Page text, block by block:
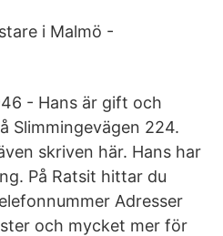
i Malmö -
- Hans är gift och
Slimmingevägen 224.
skriven här. Hans har
På Ratsit hittar du
Adresser
och mycket mer för